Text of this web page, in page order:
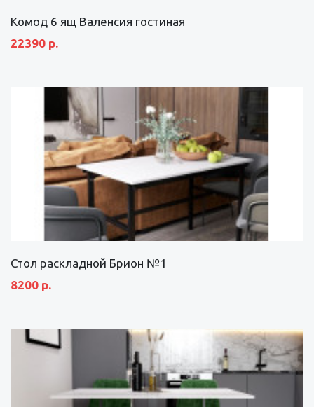
Комод 6 ящ Валенсия гостиная
22390 р.
Стол раскладной Брион №1
8200 р.